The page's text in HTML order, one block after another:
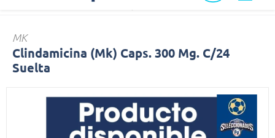
Infecciones y Vacunas Clindamicina
MK
Clindamicina (Mk) Caps. 300 Mg. C/24
Suelta